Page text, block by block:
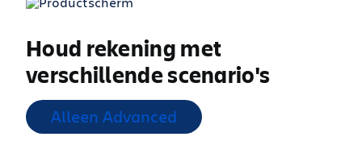
Houd rekening met
verschillende scenario's
Alleen Advanced